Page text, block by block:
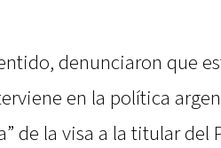
denunciaron que
en la política
de la visa a la titular del